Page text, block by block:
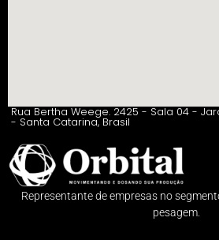
Rua Bertha Weege. 2425 - Sala 04 -
- Santa Catarina, Brasil
Representante de empresas no
pesagem.